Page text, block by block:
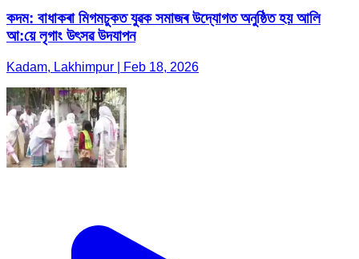
কদম: বাধাকৰা মিগমচুকত যুৱক সমাজৰ উদ্যোগত অনুষ্ঠিত হয় আলি
আ:য়ে লৃগাং উৎসৱ উদযাপন
Kadam, Lakhimpur | Feb 18, 2026